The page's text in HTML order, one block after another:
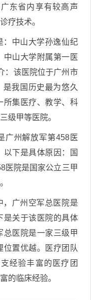
东省内享有较高声
疗技术。
：中山大学孙逸仙纪
中山大学附属第一医
：该医院位于广州市
我国历史最为悠久
所集医疗、教学、科
级甲等医院。
广州解放军第458医
以下是具体原因：国
医院是国家公立三甲
，广州空军总医院是
是关于该医院的具体
总医院是一家三级甲
位置优越。医疗团队
经验丰富的医疗团
的临床经验。